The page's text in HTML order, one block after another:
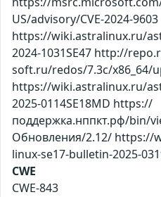
US/advisory/CVE-2024-9603
https://wiki.astralinux.ru/
2024-1031SE47 http://
soft.ru/redos/7.3c/x86_64/
https://wiki.astralinux.ru/
2025-0114SE18MD https://
поддержка.нппкт.рф/bin/
Обновления/2.12/ https://
linux-se17-bulletin-2025-
CWE
CWE-843